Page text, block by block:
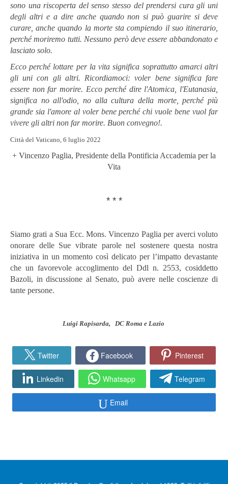
sono una riscoperta del senso stesso del prendersi cura gli uni
degli altri e a dire anche quando non si può guarire si deve
curare, anche quando la morte sta compiendo il suo itinerario,
perché moriremo tutti. Nessuno però deve essere abbandonato e
lasciato solo.
Ecco perché lottare per la vita significa soprattutto amarci altri
gli uni con gli altri. Ricordiamoci: voler bene significa fare
essere non far morire. Ecco perché dire l'Atomica, l'Eutanasia,
significa no all'odio, no alla cultura della morte, perché più
grande sia l'amore al voler bene perché chi vuole bene vuol far
vivere gli altri non far morire. Buon convegno!.
Città del Vaticano, 6 luglio 2022
+ Vincenzo Paglia, Presidente della Pontificia Accademia per la
Vita
* * *
Siamo grati a Sua Ecc. Mons. Vincenzo Paglia per averci voluto
onorare delle Sue vibrate parole nel sostenere questa nostra
iniziativa in un momento così delicato per l’impatto devastante
che un favorevole accoglimento del Ddl n. 2553, cosiddetto
Bazoli, in discussione al Senato, può avere nelle coscienze di
tante persone.
Luigi Rapisarda, DC Roma e Lazio
Twitter Facebook Pinterest
Linkedin Whatsapp Telegram
Email